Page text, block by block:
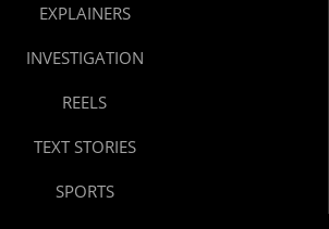
EXPLAINERS
INVESTIGATION
REELS
TEXT STORIES
SPORTS